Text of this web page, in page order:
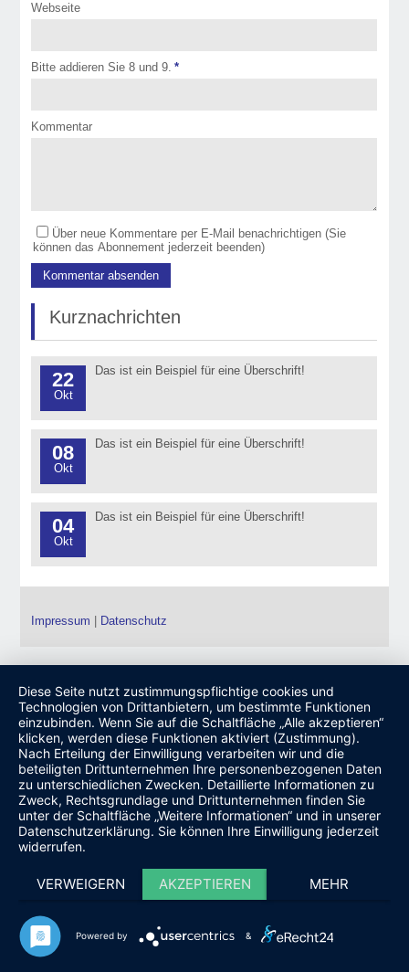
Webseite
Bitte addieren Sie 8 und 9. *
Kommentar
Über neue Kommentare per E-Mail benachrichtigen (Sie
können das Abonnement jederzeit beenden)
Kurznachrichten
22
Okt
Das ist ein Beispiel für eine Überschrift!
08
Okt
Das ist ein Beispiel für eine Überschrift!
04
Okt
Das ist ein Beispiel für eine Überschrift!
Impressum Datenschutz
Diese Seite nutzt zustimmungspflichtige cookies und
Technologien von Drittanbietern, um bestimmte Funktionen
einzubinden. Wenn Sie auf die Schaltfläche „Alle akzeptieren“
klicken, werden diese Funktionen aktiviert (Zustimmung).
Nach Erteilung der Einwilligung verarbeiten wir und die
beteiligten Drittunternehmen Ihre personenbezogenen Daten
zu unterschiedlichen Zwecken. Detaillierte Informationen zu
Zweck, Rechtsgrundlage und Drittunternehmen finden Sie
unter der Schaltfläche „Weitere Informationen“ und in unserer
Datenschutzerklärung. Sie können Ihre Einwilligung jederzeit
widerrufen.
VERWEIGERN AKZEPTIEREN MEHR
Powered by &